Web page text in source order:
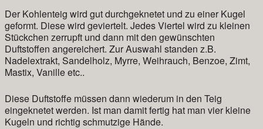
Der Kohlenteig wird gut durchgeknetet und zu einer Kugel
geformt. Diese wird geviertelt. Jedes Viertel wird zu kleinen
Stückchen zerrupft und dann mit den gewünschten
Duftstoffen angereichert. Zur Auswahl standen z.B.
Nadelextrakt, Sandelholz, Myrre, Weihrauch, Benzoe, Zimt,
Mastix, Vanille etc..
Diese Duftstoffe müssen dann wiederum in den Teig
eingeknetet werden. Ist man damit fertig hat man vier kleine
Kugeln und richtig schmutzige Hände.